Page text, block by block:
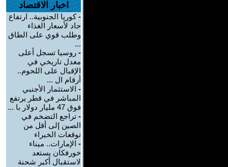
اخبار الاقتصاد
-كوريا الجنوبية.. ارتفاع
حاد لأسعار الغذاء
وطلب قوي على الطاق
...
- روسيا تسجل أعلى
معدل تاريخي في
الإقبال على اللحوم..
أرقام ال ...
- الاستثمار الأجنبي
المباشر في قطر يرتفع
فوق 47 مليار دولار با ...
- تراجع التضخم في
الصين إلى أقل من
توقعات الخبراء
- الإمارات.. ميناء
خورفكان يستعد
لاستقبال أكبر شحنة